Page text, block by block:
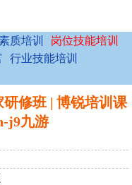
质培训
岗位技能培训
行业技能培训
修班 | 博锐培训课
j9九游